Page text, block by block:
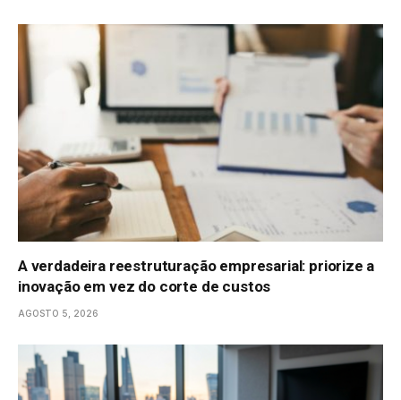
A verdadeira reestruturação empresarial: priorize a
inovação em vez do corte de custos
AGOSTO 5, 2026